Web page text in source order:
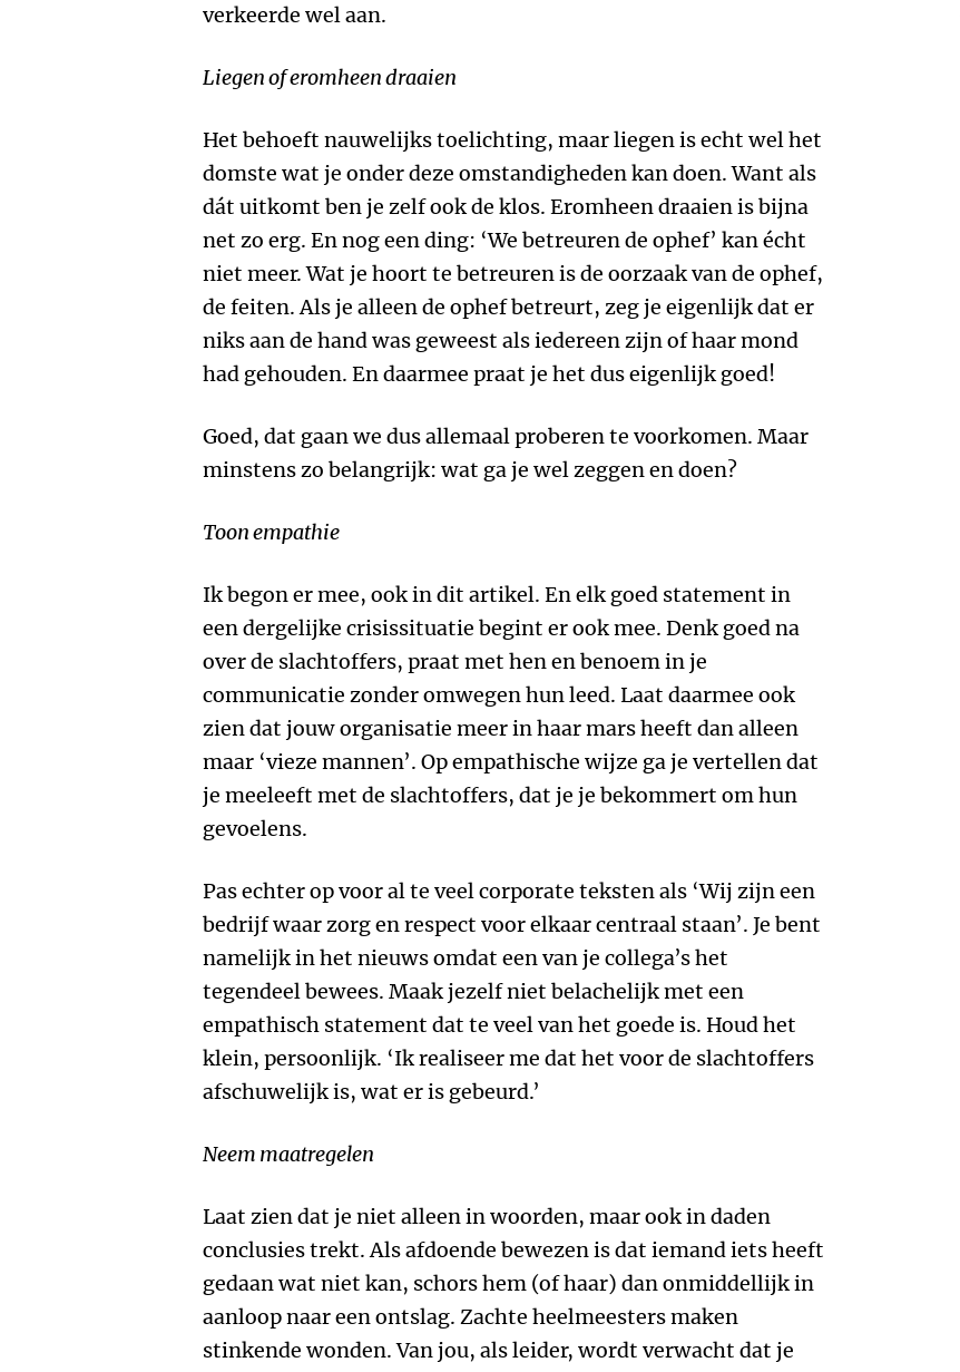
verkeerde wel aan.
Liegen of eromheen draaien
Het behoeft nauwelijks toelichting, maar liegen is echt wel het
domste wat je onder deze omstandigheden kan doen. Want als
dát uitkomt ben je zelf ook de klos. Eromheen draaien is bijna
net zo erg. En nog een ding: ‘We betreuren de ophef’ kan écht
niet meer. Wat je hoort te betreuren is de oorzaak van de ophef,
de feiten. Als je alleen de ophef betreurt, zeg je eigenlijk dat er
niks aan de hand was geweest als iedereen zijn of haar mond
had gehouden. En daarmee praat je het dus eigenlijk goed!
Goed, dat gaan we dus allemaal proberen te voorkomen. Maar
minstens zo belangrijk: wat ga je wel zeggen en doen?
Toon empathie
Ik begon er mee, ook in dit artikel. En elk goed statement in
een dergelijke crisissituatie begint er ook mee. Denk goed na
over de slachtoffers, praat met hen en benoem in je
communicatie zonder omwegen hun leed. Laat daarmee ook
zien dat jouw organisatie meer in haar mars heeft dan alleen
maar ‘vieze mannen’. Op empathische wijze ga je vertellen dat
je meeleeft met de slachtoffers, dat je je bekommert om hun
gevoelens.
Pas echter op voor al te veel corporate teksten als ‘Wij zijn een
bedrijf waar zorg en respect voor elkaar centraal staan’. Je bent
namelijk in het nieuws omdat een van je collega’s het
tegendeel bewees. Maak jezelf niet belachelijk met een
empathisch statement dat te veel van het goede is. Houd het
klein, persoonlijk. ‘Ik realiseer me dat het voor de slachtoffers
afschuwelijk is, wat er is gebeurd.’
Neem maatregelen
Laat zien dat je niet alleen in woorden, maar ook in daden
conclusies trekt. Als afdoende bewezen is dat iemand iets heeft
gedaan wat niet kan, schors hem (of haar) dan onmiddellijk in
aanloop naar een ontslag. Zachte heelmeesters maken
stinkende wonden. Van jou, als leider, wordt verwacht dat je